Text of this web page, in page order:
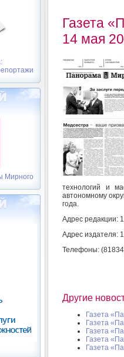
Мирного
Газета
14 мая
технологий и
автономному
года.
Адрес редакции:
Адрес издателя:
Телефоны:
Другие
Газета
Газета
Газета
Газета
Газета